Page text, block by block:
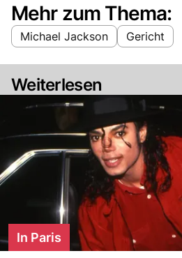
Mehr zum Thema:
Michael Jackson Gericht
Weiterlesen
In Paris